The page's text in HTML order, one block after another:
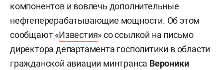
компонентов и вовлечь дополнительные
нефтеперерабатывающие мощности. Об этом
сообщают «Известия» со ссылкой на письмо
директора департамента госполитики в области
гражданской авиации минтранса Вероники